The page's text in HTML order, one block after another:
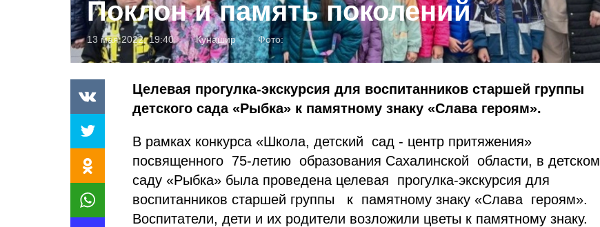
Поклон и память поколений
13 мая 2022, 19:40 Кунашир Фото:
Целевая прогулка-экскурсия для воспитанников старшей группы
детского сада «Рыбка» к памятному знаку «Слава героям».
В рамках конкурса «Школа, детский сад - центр притяжения»
посвященного 75-летию образования Сахалинской области, в детском
саду «Рыбка» была проведена целевая прогулка-экскурсия для
воспитанников старшей группы к памятному знаку «Слава героям».
Воспитатели, дети и их родители возложили цветы к памятному знаку.